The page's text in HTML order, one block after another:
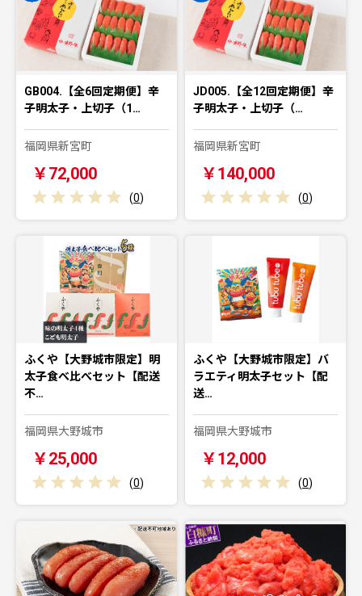
GB004.【全6回定期便】辛
子明太子・上切子（1…
福岡県新宮町
￥72,000
(0)
JD005.【全12回定期便】辛
子明太子・上切子（…
福岡県新宮町
￥140,000
(0)
ふくや【大野城市限定】明
太子食べ比べセット【配送
不…
福岡県大野城市
￥25,000
(0)
ふくや【大野城市限定】バ
ラエティ明太子セット【配
送…
福岡県大野城市
￥12,000
(0)